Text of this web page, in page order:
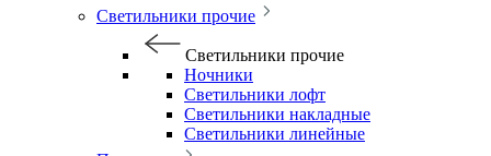
Светильники прочие
Светильники прочие
Ночники
Светильники лофт
Светильники накладные
Светильники линейные